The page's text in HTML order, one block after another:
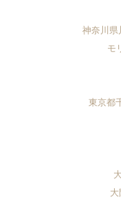
神奈川県
モ
東京都